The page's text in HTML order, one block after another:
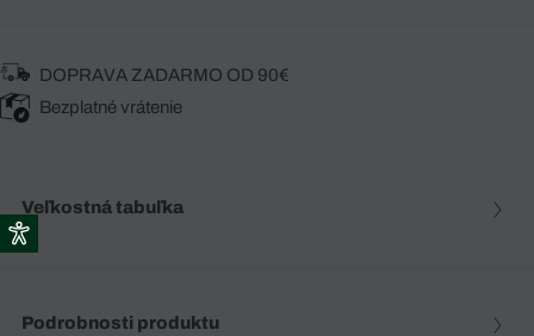
DOPRAVA ZADARMO OD 90€
Bezplatné vrátenie
Veľkostná tabuľka
Podrobnosti produktu